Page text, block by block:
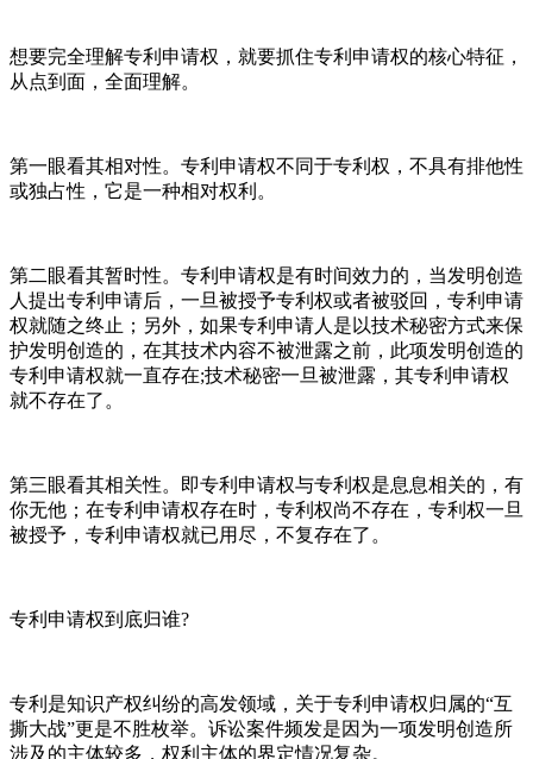
想要完全理解专利申请权，就要抓住专利申请权的核心特征，
从点到面，全面理解。
第一眼看其相对性。专利申请权不同于专利权，不具有排他性
或独占性，它是一种相对权利。
第二眼看其暂时性。专利申请权是有时间效力的，当发明创造
人提出专利申请后，一旦被授予专利权或者被驳回，专利申请
权就随之终止；另外，如果专利申请人是以技术秘密方式来保
护发明创造的，在其技术内容不被泄露之前，此项发明创造的
专利申请权就一直存在;技术秘密一旦被泄露，其专利申请权
就不存在了。
第三眼看其相关性。即专利申请权与专利权是息息相关的，有
你无他；在专利申请权存在时，专利权尚不存在，专利权一旦
被授予，专利申请权就已用尽，不复存在了。
专利申请权到底归谁?
专利是知识产权纠纷的高发领域，关于专利申请权归属的“互
撕大战”更是不胜枚举。诉讼案件频发是因为一项发明创造所
涉及的主体较多，权利主体的界定情况复杂。